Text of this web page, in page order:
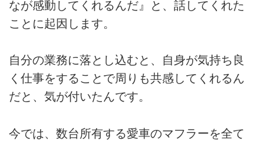
なが感動してくれるんだ』と、話してくれた
ことに起因します。
自分の業務に落とし込むと、自身が気持ち良
く仕事をすることで周りも共感してくれるん
だと、気が付いたんです。
今では、数台所有する愛車のマフラーを全て